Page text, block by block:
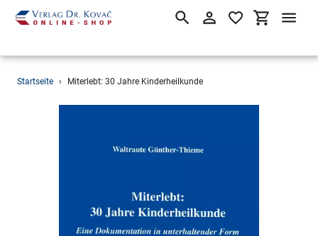
Direkt
SuchenEinloggen
Startseite › Miterlebt: 30 Jahre Kinderheilkunde